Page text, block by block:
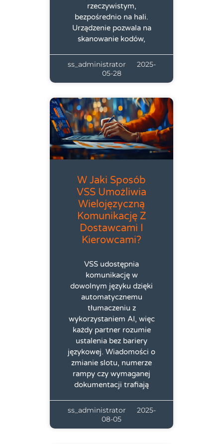
rzeczywistym,
bezpośrednio na hali.
Urządzenie pozwala na
skanowanie kodów,
ss_administrator
2025-
05-28
W Jaki Sposób
VSS Umożliwia
Wielojęzyczną
Komunikację Z
Dostawcami I
Kierowcami?
VSS udostępnia
komunikację w
dowolnym języku dzięki
automatycznemu
tłumaczeniu z
wykorzystaniem AI, więc
każdy partner rozumie
ustalenia bez bariery
językowej. Wiadomości o
zmianie slotu, numerze
rampy czy wymaganej
dokumentacji trafiają
ss_administrator
2025-
08-05